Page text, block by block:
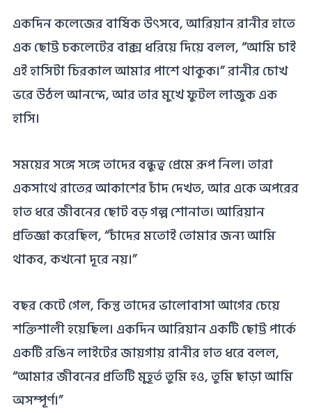
একদিন কলেজের বার্ষিক উৎসবে, আরিয়ান রানীর হাতে
এক ছোট্ট চকলেটের বাক্স ধরিয়ে দিয়ে বলল, “আমি চাই
এই হাসিটা চিরকাল আমার পাশে থাকুক।” রানীর চোখ
ভরে উঠল আনন্দে, আর তার মুখে ফুটল লাজুক এক
হাসি।
সময়ের সঙ্গে সঙ্গে তাদের বন্ধুত্ব প্রেমে রূপ নিল। তারা
একসাথে রাতের আকাশের চাঁদ দেখত, আর একে অপরের
হাত ধরে জীবনের ছোট বড় গল্প শোনাত। আরিয়ান
প্রতিজ্ঞা করেছিল, “চাঁদের মতোই তোমার জন্য আমি
থাকব, কখনো দূরে নয়।”
বছর কেটে গেল, কিন্তু তাদের ভালোবাসা আগের চেয়ে
শক্তিশালী হয়েছিল। একদিন আরিয়ান একটি ছোট্ট পার্কে
একটি রঙিন লাইটের জায়গায় রানীর হাত ধরে বলল,
“আমার জীবনের প্রতিটি মুহূর্ত তুমি হও, তুমি ছাড়া আমি
অসম্পূর্ণ।”